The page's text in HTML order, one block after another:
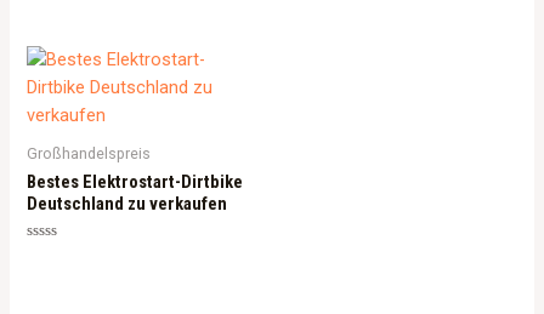
Großhandelspreis
Bestes Elektrostart-Dirtbike
Deutschland zu verkaufen